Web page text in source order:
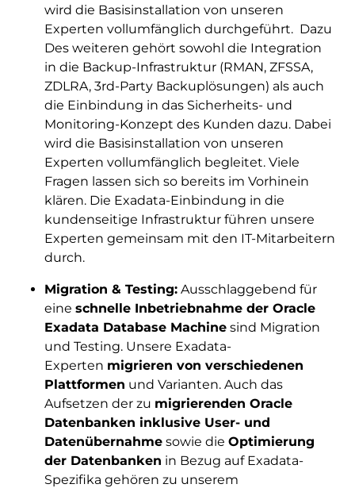
wird die Basisinstallation von unseren
Experten vollumfänglich durchgeführt. Dazu
Des weiteren gehört sowohl die Integration
in die Backup-Infrastruktur (RMAN, ZFSSA,
ZDLRA, 3rd-Party Backuplösungen) als auch
die Einbindung in das Sicherheits- und
Monitoring-Konzept des Kunden dazu. Dabei
wird die Basisinstallation von unseren
Experten vollumfänglich begleitet. Viele
Fragen lassen sich so bereits im Vorhinein
klären. Die Exadata-Einbindung in die
kundenseitige Infrastruktur führen unsere
Experten gemeinsam mit den IT-Mitarbeitern
durch.
Migration & Testing: Ausschlaggebend für
eine schnelle Inbetriebnahme der Oracle
Exadata Database Machine sind Migration
und Testing. Unsere Exadata-
Experten migrieren von verschiedenen
Plattformen und Varianten. Auch das
Aufsetzen der zu migrierenden Oracle
Datenbanken inklusive User- und
Datenübernahme sowie die Optimierung
der Datenbanken in Bezug auf Exadata-
Spezifika gehören zu unserem